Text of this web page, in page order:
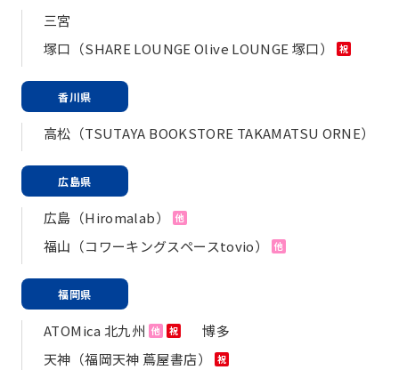
三宮
塚口（SHARE LOUNGE Olive LOUNGE 塚口）
祝
香川県
高松（TSUTAYA BOOKSTORE TAKAMATSU ORNE）
広島県
広島（Hiromalab） 他
福山（コワーキングスペースtovio） 他
福岡県
ATOMica 北九州 他 祝
博多
天神（福岡天神 蔦屋書店）
祝